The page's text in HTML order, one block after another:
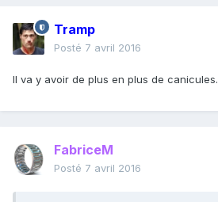
Tramp
Posté 7 avril 2016
Il va y avoir de plus en plus de canicules.
FabriceM
Posté 7 avril 2016